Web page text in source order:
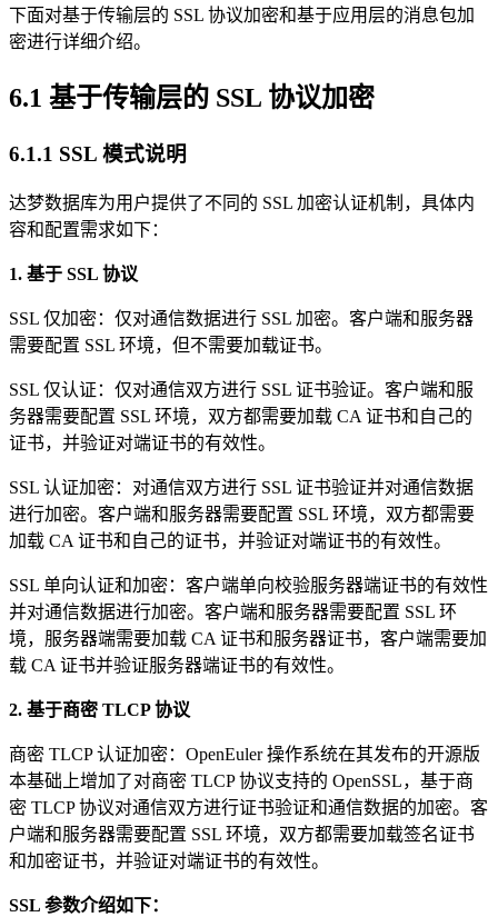
下面对基于传输层的 SSL 协议加密和基于应用层的消息包加
密进行详细介绍。
6.1 基于传输层的 SSL 协议加密
6.1.1 SSL 模式说明
达梦数据库为用户提供了不同的 SSL 加密认证机制，具体内
容和配置需求如下：
1. 基于 SSL 协议
SSL 仅加密：仅对通信数据进行 SSL 加密。客户端和服务器
需要配置 SSL 环境，但不需要加载证书。
SSL 仅认证：仅对通信双方进行 SSL 证书验证。客户端和服
务器需要配置 SSL 环境，双方都需要加载 CA 证书和自己的
证书，并验证对端证书的有效性。
SSL 认证加密：对通信双方进行 SSL 证书验证并对通信数据
进行加密。客户端和服务器需要配置 SSL 环境，双方都需要
加载 CA 证书和自己的证书，并验证对端证书的有效性。
SSL 单向认证和加密：客户端单向校验服务器端证书的有效性
并对通信数据进行加密。客户端和服务器需要配置 SSL 环
境，服务器端需要加载 CA 证书和服务器证书，客户端需要加
载 CA 证书并验证服务器端证书的有效性。
2. 基于商密 TLCP 协议
商密 TLCP 认证加密：OpenEuler 操作系统在其发布的开源版
本基础上增加了对商密 TLCP 协议支持的 OpenSSL，基于商
密 TLCP 协议对通信双方进行证书验证和通信数据的加密。客
户端和服务器需要配置 SSL 环境，双方都需要加载签名证书
和加密证书，并验证对端证书的有效性。
SSL 参数介绍如下：